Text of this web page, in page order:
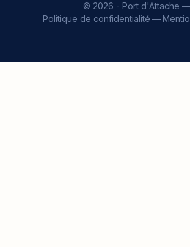
© 2026 - Port d'Attache —
Politique de confidentialité —